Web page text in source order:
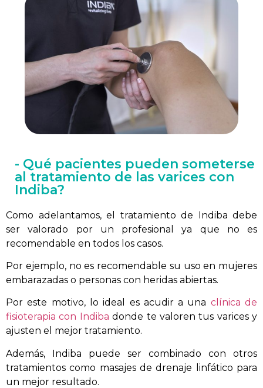
- Qué pacientes pueden someterse
al tratamiento de las varices con
Indiba?
Como adelantamos, el tratamiento de Indiba debe
ser valorado por un profesional ya que no es
recomendable en todos los casos.
Por ejemplo, no es recomendable su uso en mujeres
embarazadas o personas con heridas abiertas.
Por este motivo, lo ideal es acudir a una clínica de
fisioterapia con Indibadonde te valoren tus varices y
ajusten el mejor tratamiento.
Además, Indiba puede ser combinado con otros
tratamientos como masajes de drenaje linfático para
un mejor resultado.